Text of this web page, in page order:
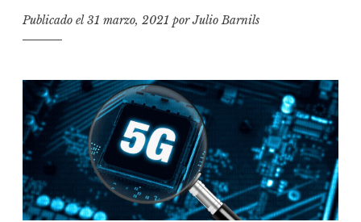
Publicado el31 marzo, 2021 porJulio Barnils